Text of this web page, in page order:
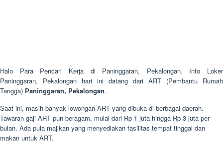
Halo Para Pencari Kerja di Paninggaran, Pekalongan. Info Loker
Paninggaran, Pekalongan hari ini datang dari ART (Pembantu Rumah
Tangga) Paninggaran, Pekalongan.
Saat ini, masih banyak lowongan ART yang dibuka di berbagai daerah.
Tawaran gaji ART pun beragam, mulai dari Rp 1 juta hingga Rp 3 juta per
bulan. Ada pula majikan yang menyediakan fasilitas tempat tinggal dan
makan untuk ART.